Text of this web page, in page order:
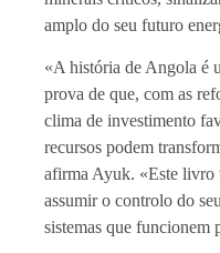
amplo do seu futuro
«A história de Angola é
prova de que, com as
clima de investimento
recursos podem
afirma Ayuk. «Este livro
assumir o controlo do
sistemas que funcionem